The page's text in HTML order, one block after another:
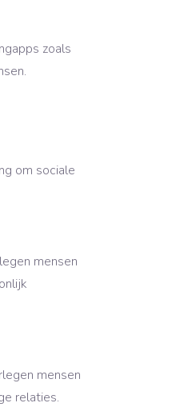
zoals
om sociale
mensen
mensen
relaties.